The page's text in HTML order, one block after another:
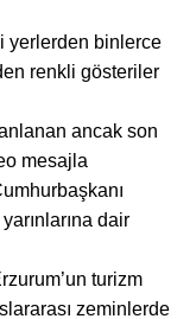
yerlerden binlerce
renkli gösteriler
ancak son
mesajla
dair
turizm
zeminlerde